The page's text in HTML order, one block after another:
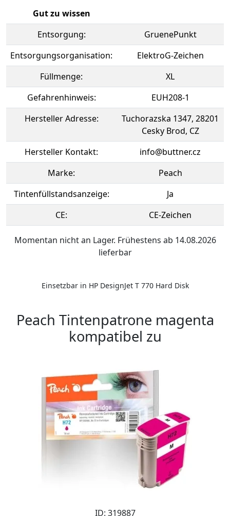
Gut zu wissen
Entsorgung:
GruenePunkt
Entsorgungsorganisation:
ElektroG-Zeichen
Füllmenge:
XL
Gefahrenhinweis:
EUH208-1
Hersteller Adresse:
Tuchorazska 1347, 28201
Cesky Brod, CZ
Hersteller Kontakt:
info@buttner.cz
Marke:
Peach
Tintenfüllstandsanzeige:
Ja
CE:
CE-Zeichen
Momentan nicht an Lager. Frühestens ab 14.08.2026
lieferbar
Einsetzbar in HP DesignJet T 770 Hard Disk
Peach Tintenpatrone magenta
kompatibel zu
ID: 319887